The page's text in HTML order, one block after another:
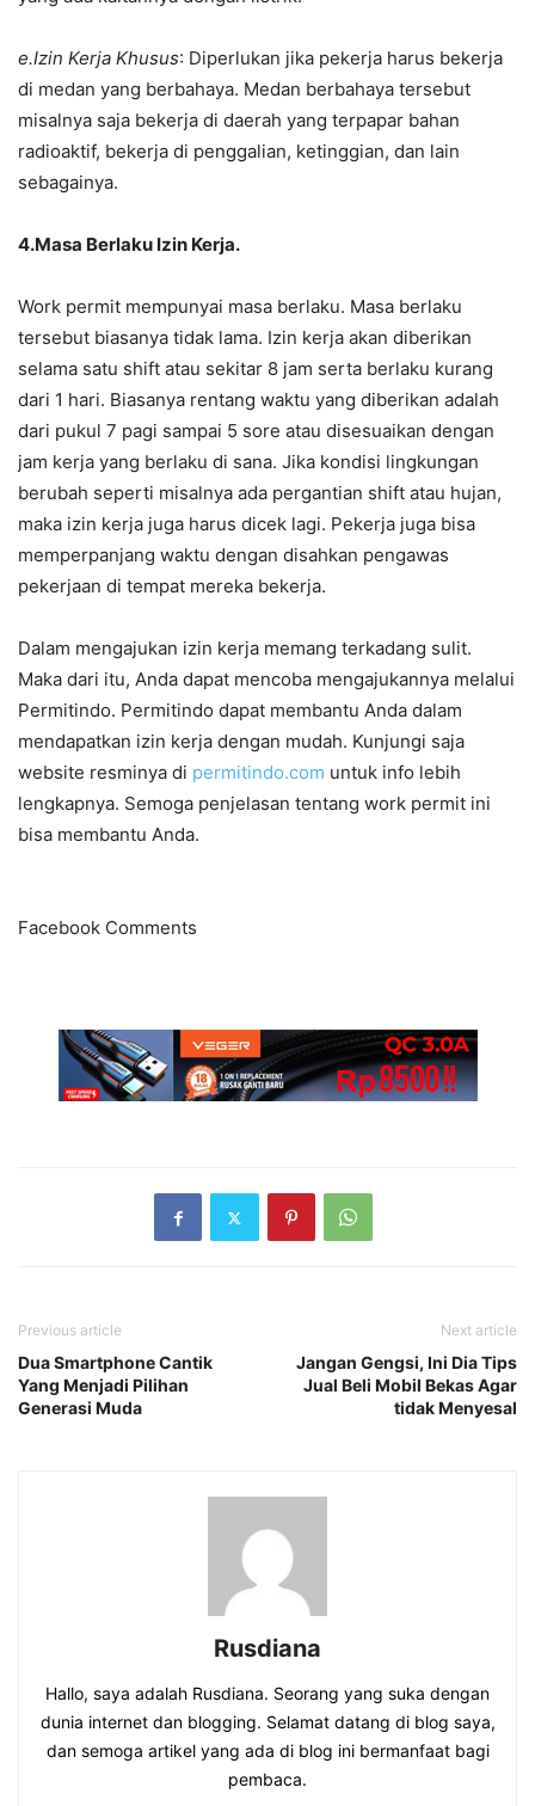
e.Izin Kerja Khusus: Diperlukan jika pekerja harus bekerja
di medan yang berbahaya. Medan berbahaya tersebut
misalnya saja bekerja di daerah yang terpapar bahan
radioaktif, bekerja di penggalian, ketinggian, dan lain
sebagainya.
4.Masa Berlaku Izin Kerja.
Work permit mempunyai masa berlaku. Masa berlaku
tersebut biasanya tidak lama. Izin kerja akan diberikan
selama satu shift atau sekitar 8 jam serta berlaku kurang
dari 1 hari. Biasanya rentang waktu yang diberikan adalah
dari pukul 7 pagi sampai 5 sore atau disesuaikan dengan
jam kerja yang berlaku di sana. Jika kondisi lingkungan
berubah seperti misalnya ada pergantian shift atau hujan,
maka izin kerja juga harus dicek lagi. Pekerja juga bisa
memperpanjang waktu dengan disahkan pengawas
pekerjaan di tempat mereka bekerja.
Dalam mengajukan izin kerja memang terkadang sulit.
Maka dari itu, Anda dapat mencoba mengajukannya melalui
Permitindo. Permitindo dapat membantu Anda dalam
mendapatkan izin kerja dengan mudah. Kunjungi saja
website resminya di permitindo.com untuk info lebih
lengkapnya. Semoga penjelasan tentang work permit ini
bisa membantu Anda.
Facebook Comments
Previous article
Dua Smartphone Cantik
Yang Menjadi Pilihan
Generasi Muda
Next article
Jangan Gengsi, Ini Dia Tips
Jual Beli Mobil Bekas Agar
tidak Menyesal
Rusdiana
Hallo, saya adalah Rusdiana. Seorang yang suka dengan
dunia internet dan blogging. Selamat datang di blog saya,
dan semoga artikel yang ada di blog ini bermanfaat bagi
pembaca.